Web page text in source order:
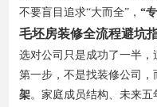
不要盲目追求“大而全”， “
毛坯房装修全流程避坑
选对公司只是成功了一半，
第一步，不是找装修公司，
架。家庭成员结构、未来五